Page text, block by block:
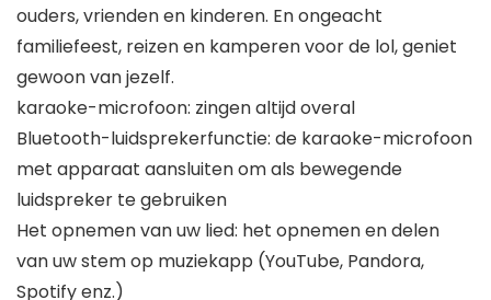
ouders, vrienden en kinderen. En ongeacht
familiefeest, reizen en kamperen voor de lol, geniet
gewoon van jezelf.
karaoke-microfoon: zingen altijd overal
Bluetooth-luidsprekerfunctie: de karaoke-microfoon
met apparaat aansluiten om als bewegende
luidspreker te gebruiken
Het opnemen van uw lied: het opnemen en delen
van uw stem op muziekapp (YouTube, Pandora,
Spotify enz.)